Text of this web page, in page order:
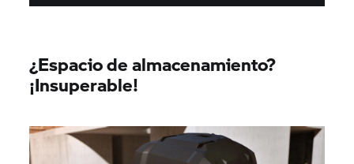
¿Espacio de almacenamiento?
¡Insuperable!